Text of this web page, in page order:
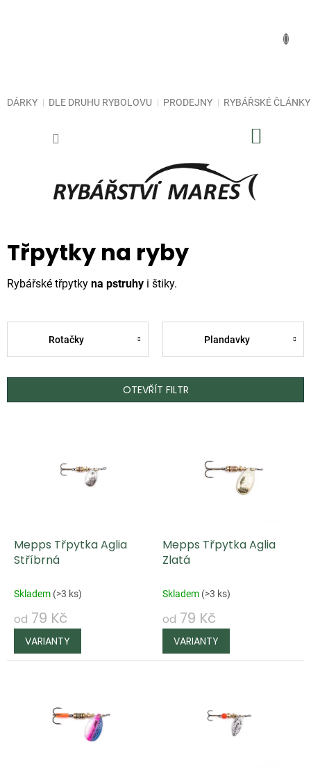
DÁRKY DLE DRUHU RYBOLOVU PRODEJNY RYBÁŘSKÉ ČLÁNKY
Třpytky na ryby
Rybářské třpytky na pstruhy i štiky.
Rotačky Plandavky
OTEVŘÍT FILTR
o
d
u
k
t
Mepps Třpytka Aglia
Stříbrná
Skladem (>3 ks)
od 79 Kč
Mepps Třpytka Aglia
Zlatá
Skladem (>3 ks)
od 79 Kč